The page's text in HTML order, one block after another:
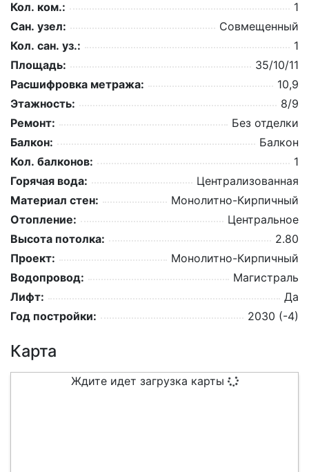
Кол. ком.:
1
Сан. узел:
Совмещенный
Кол. сан. уз.:
1
Площадь:
35/10/11
Расшифровка метража:
10,9
Этажность:
8/9
Ремонт:
Без отделки
Балкон:
Балкон
Кол. балконов:
1
Горячая вода:
Централизованная
Материал стен:
Монолитно-Кирпичный
Отопление:
Центральное
Высота потолка:
2.80
Проект:
Монолитно-Кирпичный
Водопровод:
Магистраль
Лифт:
Да
Год постройки:
2030 (-4)
Карта
Ждите идет загрузка карты